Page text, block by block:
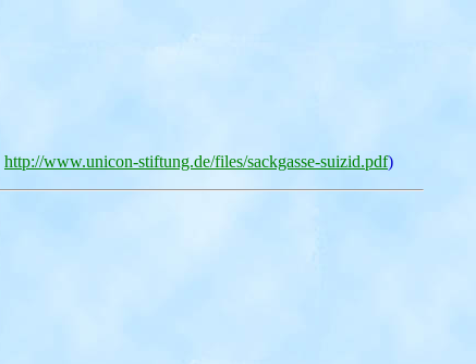
http://www.unicon-stiftung.de/files/sackgasse-suizid.pdf)